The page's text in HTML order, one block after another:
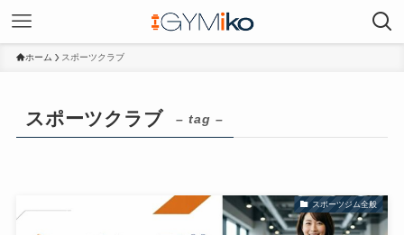
ホーム スポーツクラブ
スポーツクラブ – tag –
スポーツジム全般